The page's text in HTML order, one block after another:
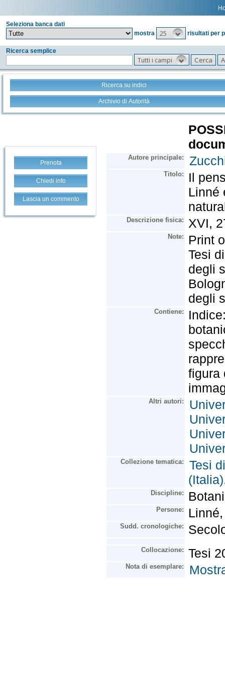
Seleziona banca dati
mostra
25 risultati per
Ricerca semplice
Tutti i campi
Ricerca su indici
Archivio di Autorità
Prenota
Chiedi info
Lascia un commento